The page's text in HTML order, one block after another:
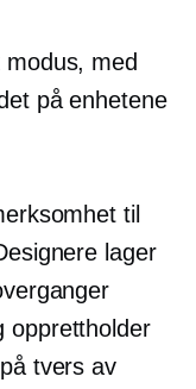
med
på enhetene
til
lager
opprettholder
tvers av